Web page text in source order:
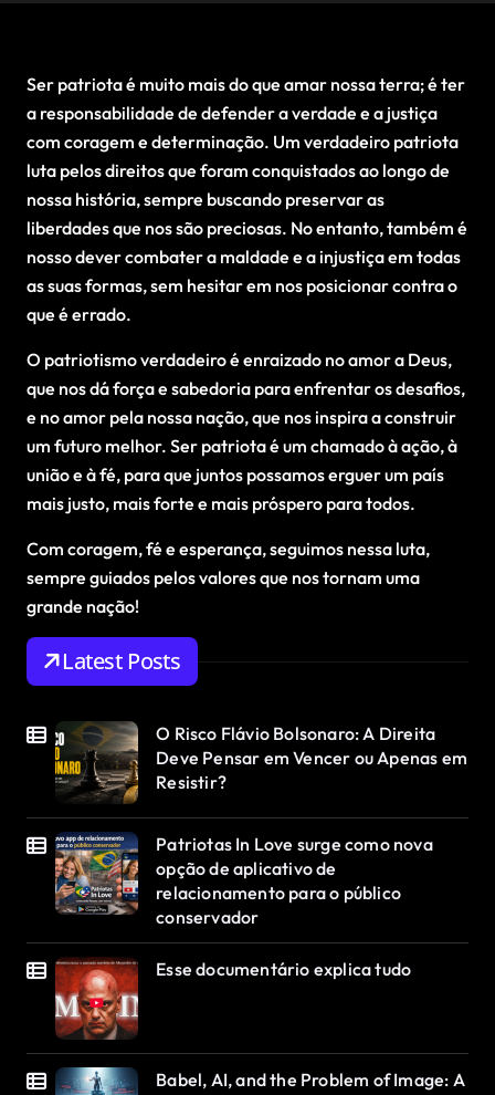
Ser patriota é muito mais do que amar nossa terra; é ter
a responsabilidade de defender a verdade e a justiça
com coragem e determinação. Um verdadeiro patriota
luta pelos direitos que foram conquistados ao longo de
nossa história, sempre buscando preservar as
liberdades que nos são preciosas. No entanto, também é
nosso dever combater a maldade e a injustiça em todas
as suas formas, sem hesitar em nos posicionar contra o
que é errado.
O patriotismo verdadeiro é enraizado no amor a Deus,
que nos dá força e sabedoria para enfrentar os desafios,
e no amor pela nossa nação, que nos inspira a construir
um futuro melhor. Ser patriota é um chamado à ação, à
união e à fé, para que juntos possamos erguer um país
mais justo, mais forte e mais próspero para todos.
Com coragem, fé e esperança, seguimos nessa luta,
sempre guiados pelos valores que nos tornam uma
grande nação!
Latest Posts
O Risco Flávio Bolsonaro: A Direita
Deve Pensar em Vencer ou Apenas em
Resistir?
Patriotas In Love surge como nova
opção de aplicativo de
relacionamento para o público
conservador
Esse documentário explica tudo
Babel, AI, and the Problem of Image: A